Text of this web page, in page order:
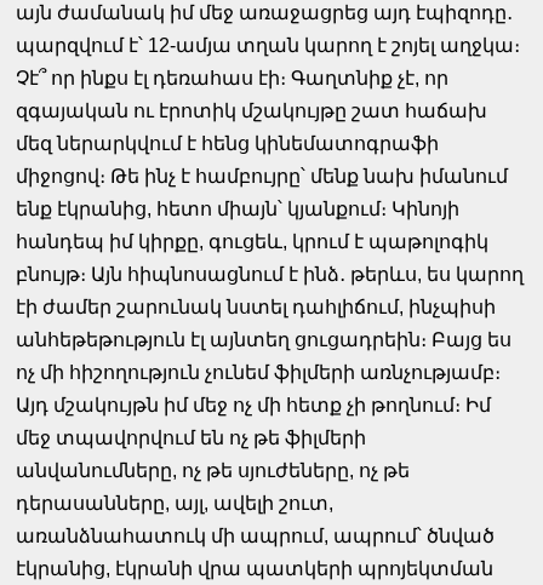
այն ժամանակ իմ մեջ առաջացրեց այդ էպիզոդը․
պարզվում է՝ 12-ամյա տղան կարող է շոյել աղջկա։
Չէ՞ որ ինքս էլ դեռահաս էի։ Գաղտնիք չէ, որ
զգայական ու էրոտիկ մշակույթը շատ հաճախ
մեզ ներարկվում է հենց կինեմատոգրաֆի
միջոցով։ Թե ինչ է համբույրը՝ մենք նախ իմանում
ենք էկրանից, հետո միայն՝ կյանքում։ Կինոյի
հանդեպ իմ կիրքը, գուցեև, կրում է պաթոլոգիկ
բնույթ։ Այն հիպնոսացնում է ինձ․ թերևս, ես կարող
էի ժամեր շարունակ նստել դահլիճում, ինչպիսի
անհեթեթություն էլ այնտեղ ցուցադրեին։ Բայց ես
ոչ մի հիշողություն չունեմ ֆիլմերի առնչությամբ։
Այդ մշակույթն իմ մեջ ոչ մի հետք չի թողնում։ Իմ
մեջ տպավորվում են ոչ թե ֆիլմերի
անվանումները, ոչ թե սյուժեները, ոչ թե
դերասանները, այլ, ավելի շուտ,
առանձնահատուկ մի ապրում, ապրում՝ ծնված
էկրանից, էկրանի վրա պատկերի պրոյեկտման